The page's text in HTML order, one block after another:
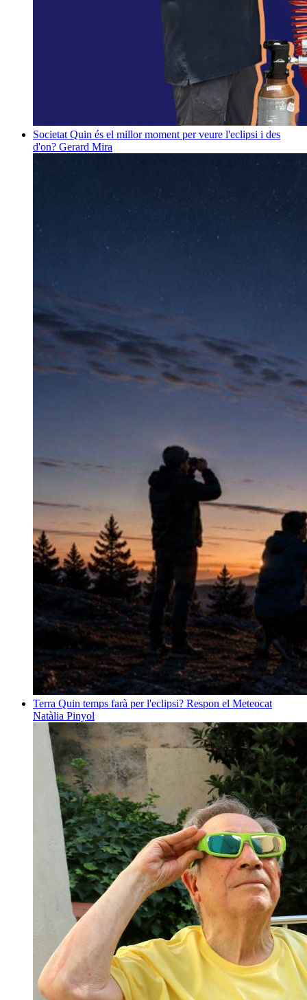
Societat Quin és el millor moment per veure l'eclipsi i des
d'on? Gerard Mira
Terra Quin temps farà per l'eclipsi? Respon el Meteocat
Natàlia Pinyol